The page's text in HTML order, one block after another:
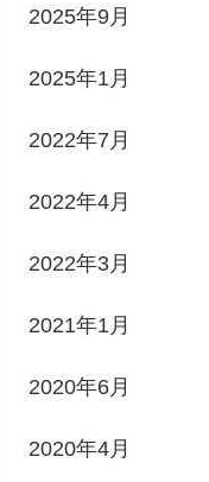
2025年9月
2025年1月
2022年7月
2022年4月
2022年3月
2021年1月
2020年6月
2020年4月